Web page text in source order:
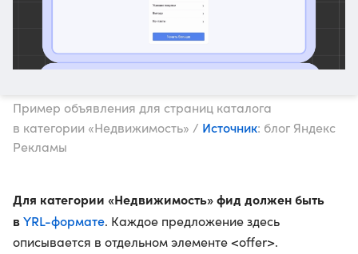
Пример объявления для страниц каталога
в категории «Недвижимость» / Источник: блог Яндекс
Рекламы
Для категории «Недвижимость» фид должен быть
вYRL-формате. Каждое предложение здесь
описывается в отдельном элементе <offer>.